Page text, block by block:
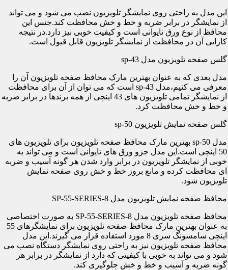
این مدل به راحتی روی نمایشگر تلویزیون نصب می شود و می تواند
از نمایشگر در برابر ضربه و خط و خش محافظت کند.جنس این
محافظ از نوع ورق تایوانی است و کیفیت خوبی نیز دارد.در نتیجه
کارایی آن در محافظت از نمایشگر تلویزیون قابل قبول است.
گلس صفحه تلویزیون مدل sp-43
مدل بعدی که به عنوان بهترین مارک محافظ صفحه تلویزیون آن را
معرفی می کنیم،مدل sp-43 است که می توان از آن برای محافظت
از نمایشگر تمامی تلویزیون های 43 اینچی از همه برندها در برابر ضربه
و خط و خش محافظت کرد.
گلس صفحه نمایش تلویزیون sp-50
مدل sp-50 بهترین مارک محافظ صفحه تلویزیون برای تلویزیون های
50 اینچی است.این مدل جزو ورق های تایوانی است و می تواند به
خوبی از نمایشگر تلویزیون در برابر وارد شدن هر گونه آسیب و ضربه
ای محافظت کرده و مانع بروز خط و خش روی صفحه نمایش
تلویزیون شود.
محافظ صفحه نمایش تلویزیون مدل SP-55-SERIES-8
محافظ صفحه تلویزیون مدل SP-55-SERIES-8 به صورت اختصاصی
به عنوان بهترین مارک محافظ صفحه تلویزیون برای نمایشگرهای 55
اینچی سامسونگ سری 8 مورد استفاده قرار می گیرند.این مدل
محافظ صفحه تلویزیون نیز به راحتی روی نمایشگر دستگاه نصب می
شود و می تواند به خوبی با کیفیتی که دارد از نمایشگر در برابر هر
گونه ضربه و آسیب و خط و خش جلوگیری کند.